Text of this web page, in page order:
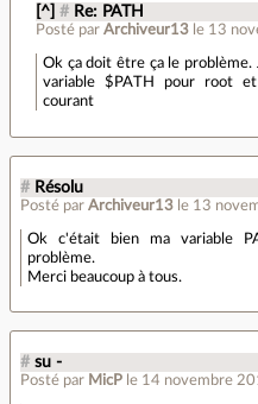
[^] # Re: PATH
Posté par Archiveur13 le 13
Ok ça doit être ça le problème.
variable $PATH pour root
courant
# Résolu
Posté par Archiveur13 le 13
Ok c'était bien ma variable
problème.
Merci beaucoup à tous.
# su -
Posté par MicP le 14 novembre